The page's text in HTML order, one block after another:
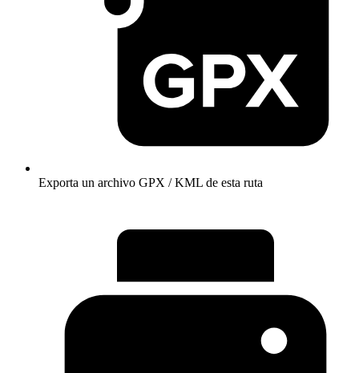
Exporta un archivo GPX / KML de esta ruta